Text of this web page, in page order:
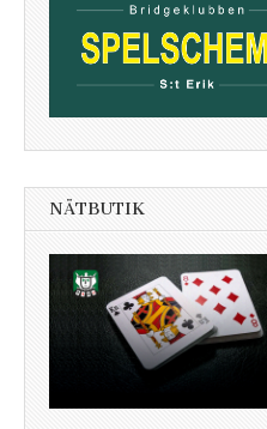
NÄTBUTIK